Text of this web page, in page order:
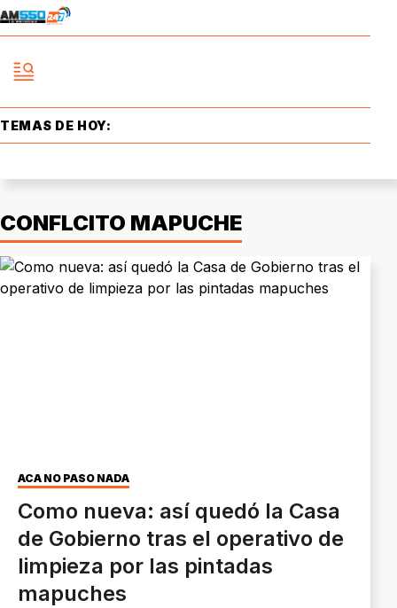
TEMAS DE HOY:
CONFLCITO MAPUCHE
ACA NO PASO NADA
Como nueva: así quedó la Casa
de Gobierno tras el operativo de
limpieza por las pintadas
mapuches